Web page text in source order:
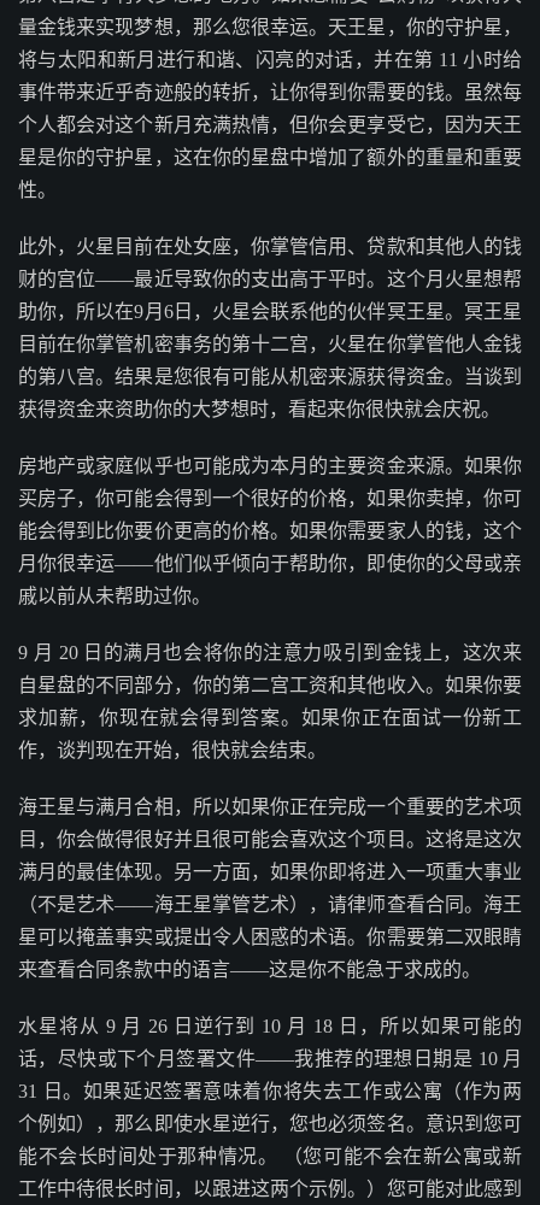
量金钱来实现梦想，那么您很幸运。天王星，你的守护星，
将与太阳和新月进行和谐、闪亮的对话，并在第 11 小时给
事件带来近乎奇迹般的转折，让你得到你需要的钱。虽然每
个人都会对这个新月充满热情，但你会更享受它，因为天王
星是你的守护星，这在你的星盘中增加了额外的重量和重要
性。
此外，火星目前在处女座，你掌管信用、贷款和其他人的钱
财的宫位——最近导致你的支出高于平时。这个月火星想帮
助你，所以在9月6日，火星会联系他的伙伴冥王星。冥王星
目前在你掌管机密事务的第十二宫，火星在你掌管他人金钱
的第八宫。结果是您很有可能从机密来源获得资金。当谈到
获得资金来资助你的大梦想时，看起来你很快就会庆祝。
房地产或家庭似乎也可能成为本月的主要资金来源。如果你
买房子，你可能会得到一个很好的价格，如果你卖掉，你可
能会得到比你要价更高的价格。如果你需要家人的钱，这个
月你很幸运——他们似乎倾向于帮助你，即使你的父母或亲
戚以前从未帮助过你。
9 月 20 日的满月也会将你的注意力吸引到金钱上，这次来
自星盘的不同部分，你的第二宫工资和其他收入。如果你要
求加薪，你现在就会得到答案。如果你正在面试一份新工
作，谈判现在开始，很快就会结束。
海王星与满月合相，所以如果你正在完成一个重要的艺术项
目，你会做得很好并且很可能会喜欢这个项目。这将是这次
满月的最佳体现。另一方面，如果你即将进入一项重大事业
（不是艺术——海王星掌管艺术），请律师查看合同。海王
星可以掩盖事实或提出令人困惑的术语。你需要第二双眼睛
来查看合同条款中的语言——这是你不能急于求成的。
水星将从 9 月 26 日逆行到 10 月 18 日，所以如果可能的
话，尽快或下个月签署文件——我推荐的理想日期是 10 月
31 日。如果延迟签署意味着你将失去工作或公寓（作为两
个例如），那么即使水星逆行，您也必须签名。意识到您可
能不会长时间处于那种情况。 （您可能不会在新公寓或新
工作中待很长时间，以跟进这两个示例。）您可能对此感到